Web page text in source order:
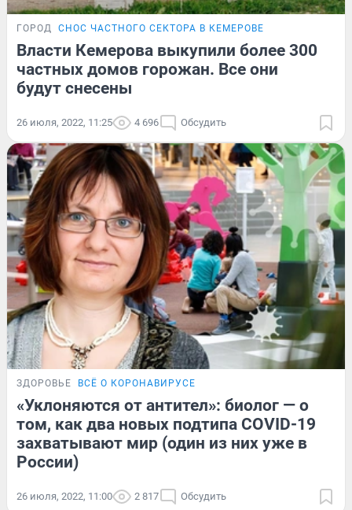
ГОРОД СНОС ЧАСТНОГО СЕКТОРА В КЕМЕРОВЕ
Власти Кемерова выкупили более 300
частных домов горожан. Все они
будут снесены
26 июля, 2022, 11:25 4 696 Обсудить
ЗДОРОВЬЕ ВСЁ О КОРОНАВИРУСЕ
«Уклоняются от антител»: биолог — о
том, как два новых подтипа COVID-19
захватывают мир (один из них уже в
России)
26 июля, 2022, 11:00 2 817 Обсудить